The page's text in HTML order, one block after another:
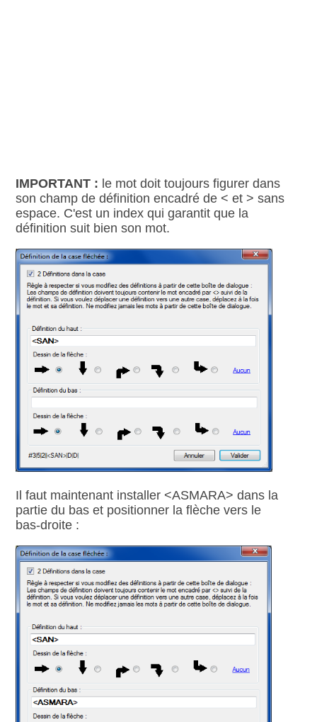
IMPORTANT : le mot doit toujours figurer dans
son champ de définition encadré de < et > sans
espace. C'est un index qui garantit que la
définition suit bien son mot.
Il faut maintenant installer <ASMARA> dans la
partie du bas et positionner la flèche vers le
bas‑droite :